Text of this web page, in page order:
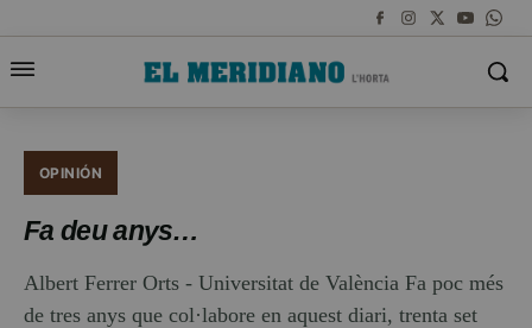
OPINIÓN
Fa deu anys…
Albert Ferrer Orts - Universitat de València Fa poc més
de tres anys que col·labore en aquest diari, trenta set